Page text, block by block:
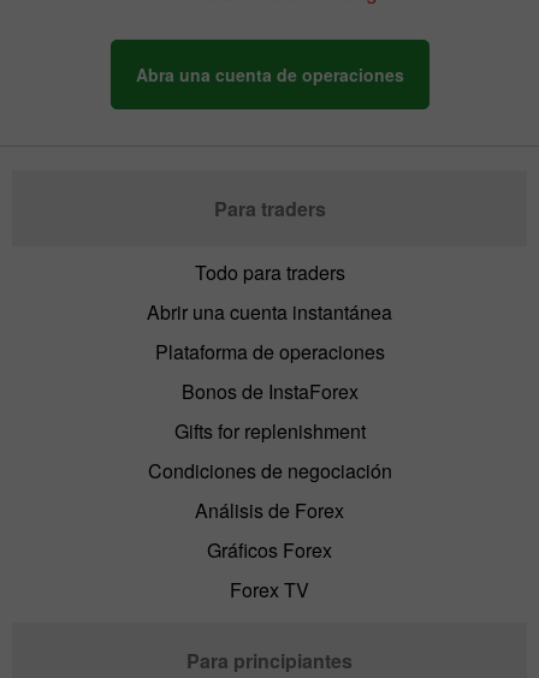
Abra una cuenta de operaciones
Para traders
Todo para traders
Abrir una cuenta instantánea
Plataforma de operaciones
Bonos de InstaForex
Gifts for replenishment
Condiciones de negociación
Análisis de Forex
Gráficos Forex
Forex TV
Para principiantes